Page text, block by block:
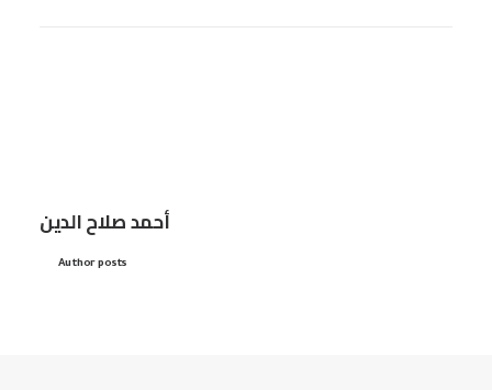
أحمد صلاح الدين
Author posts